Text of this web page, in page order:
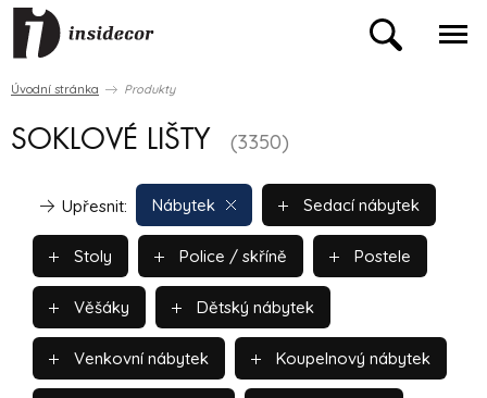
Úvodní stránka Produkty
SOKLOVÉ LIŠTY (3350)
Nábytek
Upřesnit: Sedací nábytek
Stoly Police / skříně Postele
Věšáky Dětský nábytek
Venkovní nábytek Koupelnový nábytek